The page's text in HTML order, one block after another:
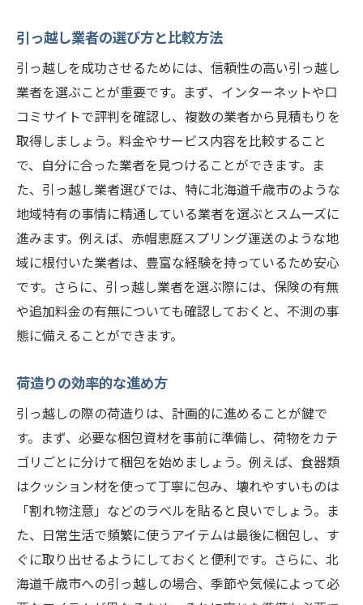
不要品の売却や寄付
複数業者からの見積もり比較
スムーズな引っ越しを実現するための荷造りの
秘訣
段ボールの効率的な使い方
荷造りの優先順位と順序
壊れやすい物の梱包方法
ラベルとリストで荷物を管理する方法
不要品の整理と処分
荷解きが楽になる引っ越し後の準備
地域の魅力を最大限に楽しむための引っ越し後
の生活術
地域のコミュニティ活動への参加
新しい職場や学校への適応方法
千歳市でのレジャーとアクティビティ
地元のグルメと特産品の楽しみ方
健康と福祉施設の利用方法
引っ越しストレスを軽減するためのプロのアド
バイス
ストレスを軽減する準備の進め方
引っ越し業者の選び方と比較方法
引っ越しを成功させるためには、信頼性の高い引っ越し
業者を選ぶことが重要です。まず、インターネットや口
コミサイトで評判を確認し、複数の業者から見積もりを
取得しましょう。料金やサービス内容を比較すること
で、自分に合った業者を見つけることができます。ま
た、引っ越し業者選びでは、特に北海道千歳市のような
地域特有の事情に精通している業者を選ぶとスムーズに
進みます。例えば、赤帽恵庭スプリング運送のような地
域に根付いた業者は、豊富な経験を持っているため安心
です。さらに、引っ越し業者を選ぶ際には、保険の有無
や追加料金の有無についても確認しておくと、不測の事
態に備えることができます。
荷造りの効率的な進め方
引っ越しの際の荷造りは、計画的に進めることが鍵で
す。まず、必要な梱包資材を事前に準備し、荷物をカテ
ゴリごとに分けて梱包を始めましょう。例えば、食器類
はクッション材を使って丁寧に包み、壊れやすいものは
「割れ物注意」などのラベルを貼ると良いでしょう。ま
た、日常生活で頻繁に使うアイテムは最後に梱包し、す
ぐに取り出せるようにしておくと便利です。さらに、北
海道千歳市への引っ越しの場合、季節や気候によって必